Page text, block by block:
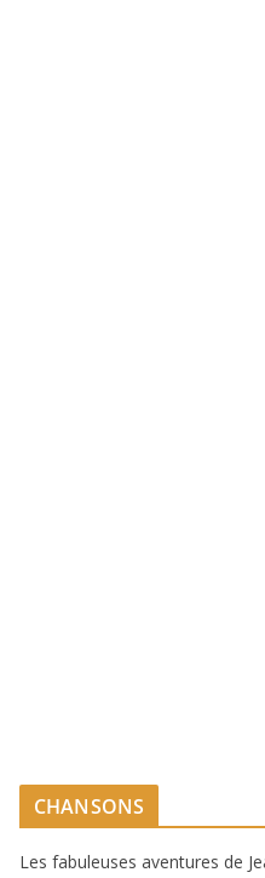
CHANSONS
Les fabuleuses aventures de